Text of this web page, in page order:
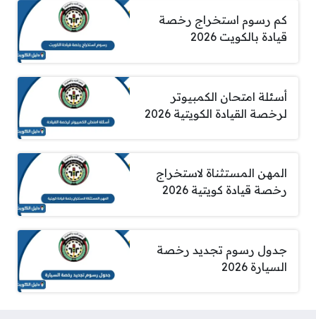
كم رسوم استخراج رخصة
قيادة بالكويت 2026
أسئلة امتحان الكمبيوتر
لرخصة القيادة الكويتية 2026
المهن المستثناة لاستخراج
رخصة قيادة كويتية 2026
جدول رسوم تجديد رخصة
السيارة 2026